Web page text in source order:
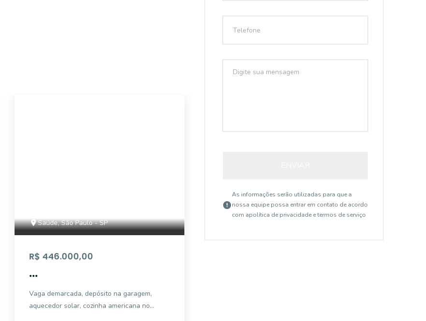
Saúde, São Paulo - SP
R$ 446.000,00
...
Vaga demarcada, depósito na garagem,
aquecedor solar, cozinha americana no
As informações serão utilizadas para que a
nossa equipe possa entrar em contato de acordo
com apolítica de privacidade e termos de serviço